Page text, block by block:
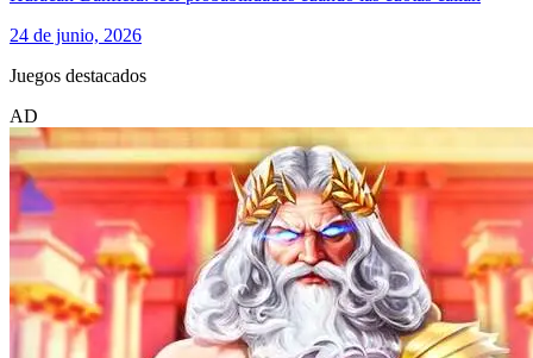
24 de junio, 2026
Juegos destacados
AD